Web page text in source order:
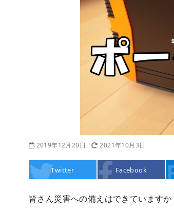
2019年12月20日 2021年10月3日
Twitter Facebook
皆さん災害への備えはできています